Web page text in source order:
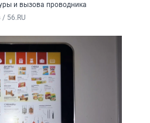
и вызова проводника
56.RU